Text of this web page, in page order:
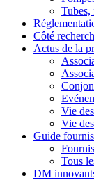
Côté
Actus de la
Vie
Vie
Guide
Tous
DM